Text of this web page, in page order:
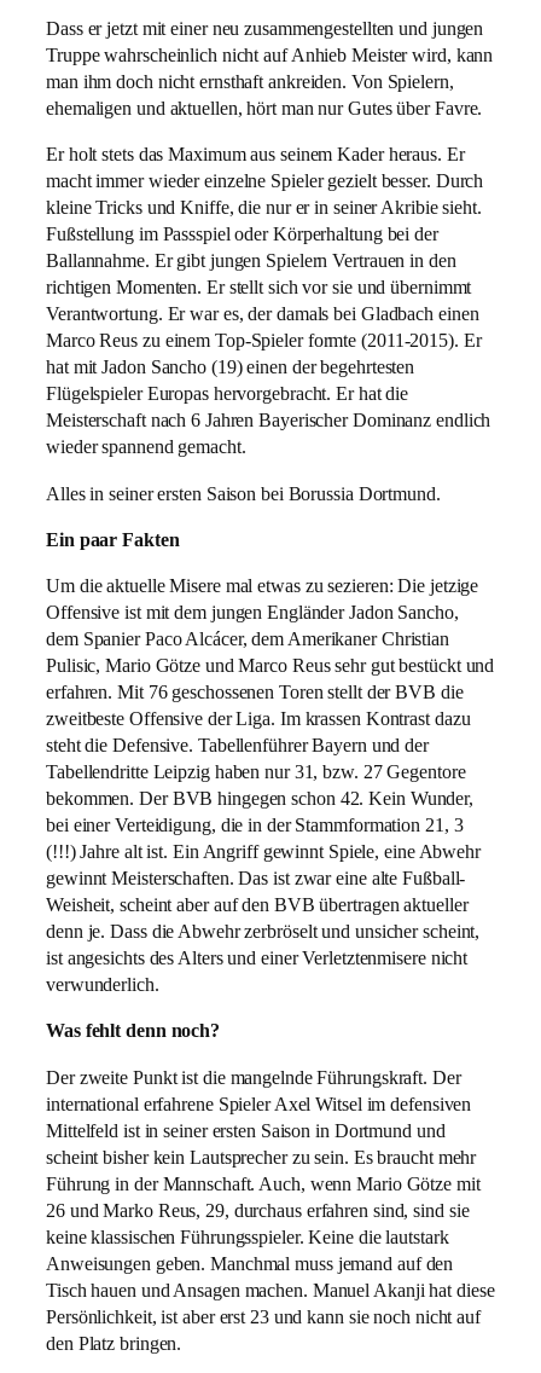
Dass er jetzt mit einer neu zusammengestellten und jungen
Truppe wahrscheinlich nicht auf Anhieb Meister wird, kann
man ihm doch nicht ernsthaft ankreiden. Von Spielern,
ehemaligen und aktuellen, hört man nur Gutes über Favre.
Er holt stets das Maximum aus seinem Kader heraus. Er
macht immer wieder einzelne Spieler gezielt besser. Durch
kleine Tricks und Kniffe, die nur er in seiner Akribie sieht.
Fußstellung im Passspiel oder Körperhaltung bei der
Ballannahme. Er gibt jungen Spielern Vertrauen in den
richtigen Momenten. Er stellt sich vor sie und übernimmt
Verantwortung. Er war es, der damals bei Gladbach einen
Marco Reus zu einem Top-Spieler formte (2011-2015). Er
hat mit Jadon Sancho (19) einen der begehrtesten
Flügelspieler Europas hervorgebracht. Er hat die
Meisterschaft nach 6 Jahren Bayerischer Dominanz endlich
wieder spannend gemacht.
Alles in seiner ersten Saison bei Borussia Dortmund.
Ein paar Fakten
Um die aktuelle Misere mal etwas zu sezieren: Die jetzige
Offensive ist mit dem jungen Engländer Jadon Sancho,
dem Spanier Paco Alcácer, dem Amerikaner Christian
Pulisic, Mario Götze und Marco Reus sehr gut bestückt und
erfahren. Mit 76 geschossenen Toren stellt der BVB die
zweitbeste Offensive der Liga. Im krassen Kontrast dazu
steht die Defensive. Tabellenführer Bayern und der
Tabellendritte Leipzig haben nur 31, bzw. 27 Gegentore
bekommen. Der BVB hingegen schon 42. Kein Wunder,
bei einer Verteidigung, die in der Stammformation 21, 3
(!!!) Jahre alt ist. Ein Angriff gewinnt Spiele, eine Abwehr
gewinnt Meisterschaften. Das ist zwar eine alte Fußball-
Weisheit, scheint aber auf den BVB übertragen aktueller
denn je. Dass die Abwehr zerbröselt und unsicher scheint,
ist angesichts des Alters und einer Verletztenmisere nicht
verwunderlich.
Was fehlt denn noch?
Der zweite Punkt ist die mangelnde Führungskraft. Der
international erfahrene Spieler Axel Witsel im defensiven
Mittelfeld ist in seiner ersten Saison in Dortmund und
scheint bisher kein Lautsprecher zu sein. Es braucht mehr
Führung in der Mannschaft. Auch, wenn Mario Götze mit
26 und Marko Reus, 29, durchaus erfahren sind, sind sie
keine klassischen Führungsspieler. Keine die lautstark
Anweisungen geben. Manchmal muss jemand auf den
Tisch hauen und Ansagen machen. Manuel Akanji hat diese
Persönlichkeit, ist aber erst 23 und kann sie noch nicht auf
den Platz bringen.